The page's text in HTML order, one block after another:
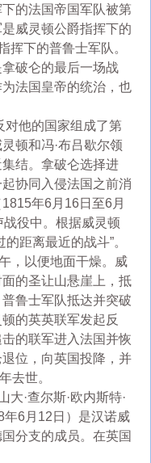
的法国帝国军队被第
威灵顿公爵指挥下的
挥下的普鲁士军队。
破仑的最后一场战
法国皇帝的统治，也
对他的国家组成了第
顿和冯·布吕歇尔领
结。拿破仑选择进
协同入侵法国之前消
年6月16日至6月
役中。根据威灵顿
距离最近的战斗”。
，以便地面干燥。威
的圣让山悬崖上，抵
鲁士军队抵达并突破
的英英联军发起反
的联军进入法国并恢
位，向英国投降，并
去世。
大·查尔斯·欧内斯特·
6月12日）是汉诺威
分支的成员。在英国